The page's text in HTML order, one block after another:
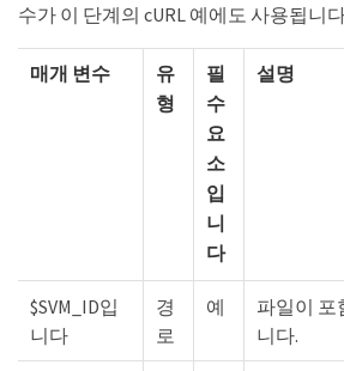
수가 이 단계의 cURL 예에도 사용됩니
매개 변수
유
형
필
수
요
소
입
니
다
설명
$SVM_ID입
니다
경
로
예
파일이 포
니다.